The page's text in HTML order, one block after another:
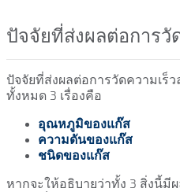
ปัจจัยที่ส่งผลต่อการวั
ปัจจัยที่ส่งผลต่อการวัดความเร็
ทั้งหมด 3 เรื่องคือ
อุณหภูมิของแก๊ส
ความดันของแก๊ส
ชนิดของแก๊ส
หากจะให้อธิบายว่าทั้ง 3 สิ่งนี้มี